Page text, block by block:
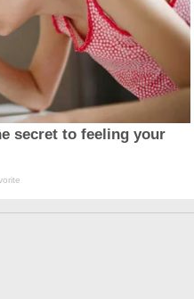
secret to feeling your